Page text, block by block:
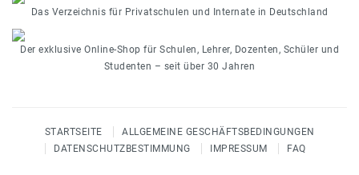
Das Verzeichnis für Privatschulen und Internate in Deutschland
Der exklusive Online-Shop für Schulen, Lehrer, Dozenten, Schüler und
Studenten – seit über 30 Jahren
STARTSEITE
ALLGEMEINE GESCHÄFTSBEDINGUNGEN
DATENSCHUTZBESTIMMUNG
IMPRESSUM FAQ